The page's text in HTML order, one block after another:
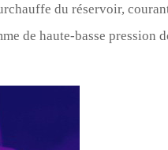
du réservoir,
de haute-basse pression